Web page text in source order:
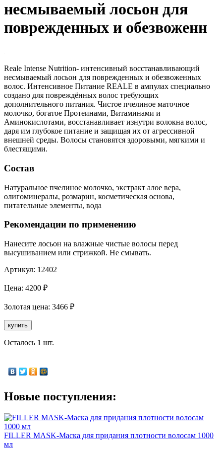
несмываемый лосьон для
поврежденных и обезвоженн
Reale Intense Nutrition- интенсивный восстанавливающий
несмываемый лосьон для поврежденных и обезвоженных
волос. Интенсивное Питание REALE в ампулах специально
создано для повреждённых волос требующих
дополнительного питания. Чистое пчелиное маточное
молочко, богатое Протеинами, Витаминами и
Аминокислотами, восстанавливает изнутри волокна волос,
даря им глубокое питание и защищая их от агрессивной
внешней среды. Волосы становятся здоровыми, мягкими и
блестящими.
Состав
Натуральное пчелиное молочко, экстракт алое вера,
олигоминералы, розмарин, косметическая основа,
питательные элементы, вода
Рекомендации по применению
Нанесите лосьон на влажные чистые волосы перед
высушиванием или стрижкой. Не смывать.
Артикул: 12402
Цена: 4200 ₽
Золотая цена: 3466 ₽
купить
Осталось 1 шт.
Новые поступления:
FILLER MASK-Маска для придания плотности волосам 1000
мл